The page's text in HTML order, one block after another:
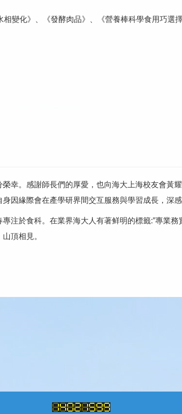
變化》、《發酵肉品》、《營養棒科學食用巧選
幸。感謝師長們的厚愛，也向海大上海校友會黃
因緣際會在產學研界間交互服務與學習成長，深
注於食科。在業界海大人有著鲜明的標籤:”專業
頂相見。